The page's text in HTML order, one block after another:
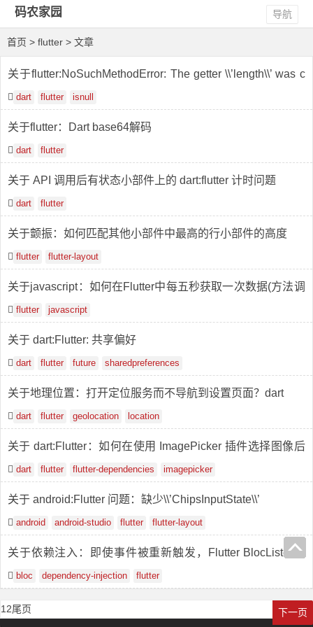
码农家园 导航
首页 > flutter > 文章
关于flutter:NoSuchMethodError: The getter \\’length\\’ was c
alled on null
dart flutter isnull
关于flutter：Dart base64解码
dart flutter
关于 API 调用后有状态小部件上的 dart:flutter 计时问题
dart flutter
关于颤振：如何匹配其他小部件中最高的行小部件的高度
flutter flutter-layout
关于javascript：如何在Flutter中每五秒获取一次数据(方法调
用)？
flutter javascript
关于 dart:Flutter: 共享偏好
dart flutter future sharedpreferences
关于地理位置：打开定位服务而不导航到设置页面？dart
dart flutter geolocation location
关于 dart:Flutter：如何在使用 ImagePicker 插件选择图像后
导航到新页面？
dart flutter flutter-dependencies imagepicker
关于 android:Flutter 问题：缺少\\’ChipsInputState\\’
android android-studio flutter flutter-layout
关于依赖注入：即使事件被重新触发，Flutter BlocListener
也只执行一次
bloc dependency-injection flutter
1 2 下一页
尾页